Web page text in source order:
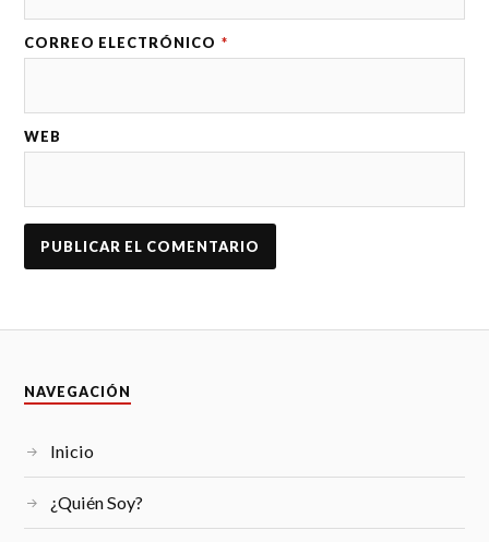
CORREO ELECTRÓNICO *
WEB
NAVEGACIÓN
Inicio
¿Quién Soy?